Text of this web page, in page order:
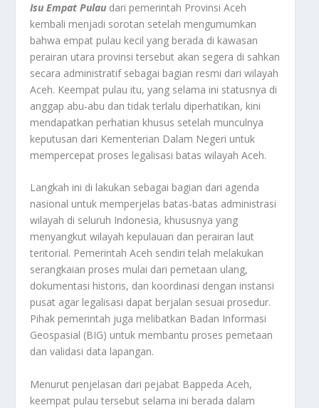
Isu Empat Pulau dari pemerintah Provinsi Aceh
kembali menjadi sorotan setelah mengumumkan
bahwa empat pulau kecil yang berada di kawasan
perairan utara provinsi tersebut akan segera di sahkan
secara administratif sebagai bagian resmi dari wilayah
Aceh. Keempat pulau itu, yang selama ini statusnya di
anggap abu-abu dan tidak terlalu diperhatikan, kini
mendapatkan perhatian khusus setelah munculnya
keputusan dari Kementerian Dalam Negeri untuk
mempercepat proses legalisasi batas wilayah Aceh.
Langkah ini di lakukan sebagai bagian dari agenda
nasional untuk memperjelas batas-batas administrasi
wilayah di seluruh Indonesia, khususnya yang
menyangkut wilayah kepulauan dan perairan laut
teritorial. Pemerintah Aceh sendiri telah melakukan
serangkaian proses mulai dari pemetaan ulang,
dokumentasi historis, dan koordinasi dengan instansi
pusat agar legalisasi dapat berjalan sesuai prosedur.
Pihak pemerintah juga melibatkan Badan Informasi
Geospasial (BIG) untuk membantu proses pemetaan
dan validasi data lapangan.
Menurut penjelasan dari pejabat Bappeda Aceh,
keempat pulau tersebut selama ini berada dalam